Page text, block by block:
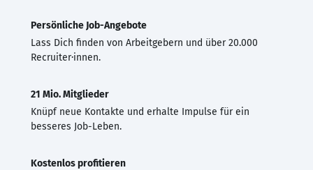
Persönliche Job-Angebote
Lass Dich finden von Arbeitgebern und über 20.000
Recruiter·innen.
21 Mio. Mitglieder
Knüpf neue Kontakte und erhalte Impulse für ein
besseres Job-Leben.
Kostenlos profitieren